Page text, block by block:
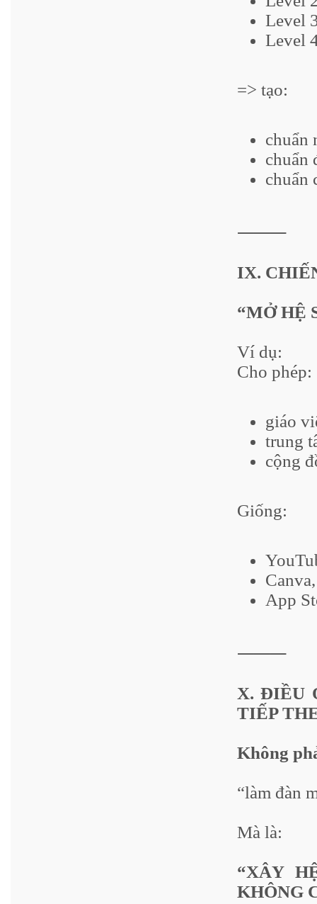
Level
Level
=> tạo:
chuẩn
chuẩn
chuẩn
⸻
IX.
“MỞ HỆ
Ví dụ:
Cho phép:
giáo
trung
cộng
Giống:
Canva,
App
⸻
X. ĐIỀU
TIẾP
Không
“làm đàn
Mà là:
“XÂY
KHÔNG